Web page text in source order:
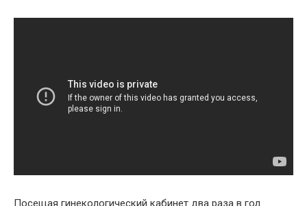
Посещая гинекологический кабинет два раза в год